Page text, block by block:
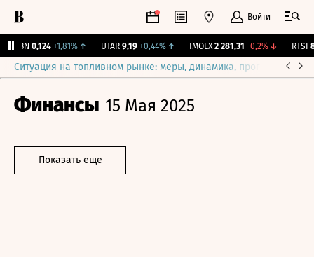
Войти
0,124 +1,81% ↑ UTAR 9,19 +0,44%↑ IMOEX 2 281,31 -0,2%↓ RTSI
Ситуация на топливном рынке: меры, динамика, прогнозы
Финансы 15 Мая 2025
Показать еще